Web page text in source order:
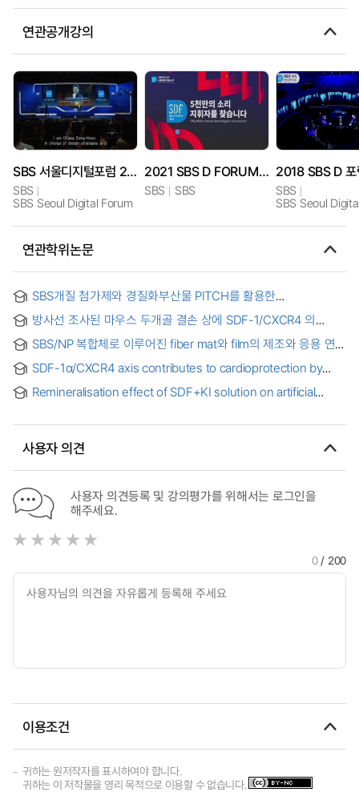
연관공개강의
SBS 서울디지털포럼 2013
SBS
SBS Seoul Digital Forum
2021 SBS D FORUM 5천만의 소리 지휘자를 찾습니다
SBS SBS
SBS
SBS Seoul
연관학위논문
SBS개질 첨가제와 경질화부산물 PITCH를 활용한
방사선 조사된 마우스 두개골 결손 상에 SDF-1/CXCR4 의
SDF-1 / CXCR4 on irradiated mouse calvarial defect model
SBS/NP 복합체로 이루어진 fiber mat와 film의 제조와 응용 연구
SDF-1α/CXCR4 axis contributes to cardioprotection by
적출 심장에서 허혈성후처치를 통한 심근보호에 있어서 SDF-
Remineralisation effect of SDF+KI solution on artificial
사용자 의견
사용자 의견등록 및 강의평가를 위해서는 로그인을
해주세요.
0/ 200
이용조건
귀하는 원저작자를 표시하여야 합니다.
귀하는 이 저작물을 영리 목적으로 이용할 수 없습니다.